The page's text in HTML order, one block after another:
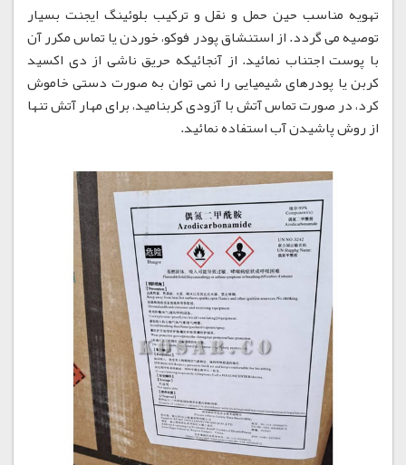
تهویه مناسب حین حمل و نقل و ترکیب بلوئینگ ایجنت بسیار
توصیه می گردد. از استنشاق پودر فوکو، خوردن یا تماس مکرر آن
با پوست اجتناب نمائید. از آنجائیکه حریق ناشی از دی اکسید
کربن یا پودرهای شیمیایی را نمی توان به صورت دستی خاموش
کرد، در صورت تماس آتش با آزودی کربنامید، برای مهار آتش تنها
از روش پاشیدن آب استفاده نمائید.